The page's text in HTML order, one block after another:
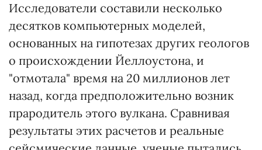
Исследователи составили несколько
десятков компьютерных моделей,
основанных на гипотезах других геологов
о происхождении Йеллоустона, и
"отмотала" время на 20 миллионов лет
назад, когда предположительно возник
прародитель этого вулкана. Сравнивая
результаты этих расчетов и реальные